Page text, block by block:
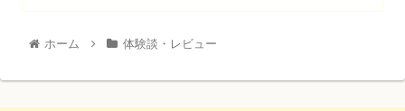
ホーム 体験談・レビュー